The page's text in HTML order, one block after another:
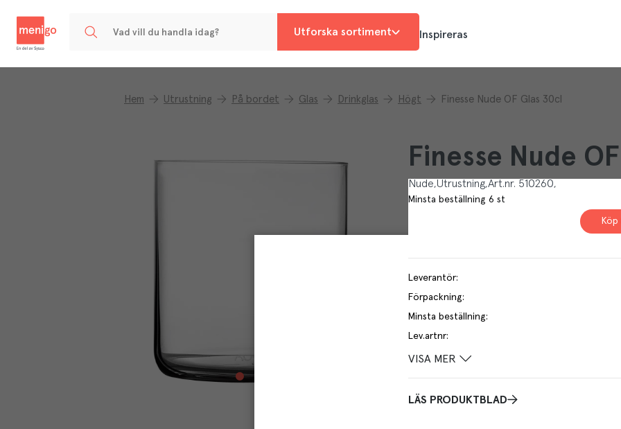
Utforska sortiment Inspireras
Hem Utrustning På bordet Glas Drinkglas Högt Finesse Nude OF Glas 30cl
Finesse Nude
Nude Utrustning Art.nr. 510260
Minsta beställning 6 st
Köp
Leverantör:
Förpackning:
Minsta beställning:
Lev.artnr:
VISA MER
LÄS PRODUKTBLAD